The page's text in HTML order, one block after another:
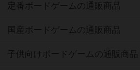
定番ボードゲームの通販商品
国産ボードゲームの通販商品
子供向けボードゲームの通販商品